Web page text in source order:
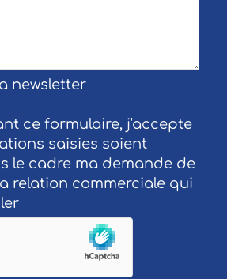
newsletter
ce formulaire, j'accepte
saisies soient
le cadre ma demande de
relation commerciale qui